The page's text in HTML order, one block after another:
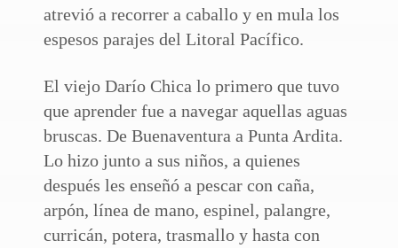
atrevió a recorrer a caballo y en mula los
espesos parajes del Litoral Pacífico.
El viejo Darío Chica lo primero que tuvo
que aprender fue a navegar aquellas aguas
bruscas. De Buenaventura a Punta Ardita.
Lo hizo junto a sus niños, a quienes
después les enseñó a pescar con caña,
arpón, línea de mano, espinel, palangre,
curricán, potera, trasmallo y hasta con